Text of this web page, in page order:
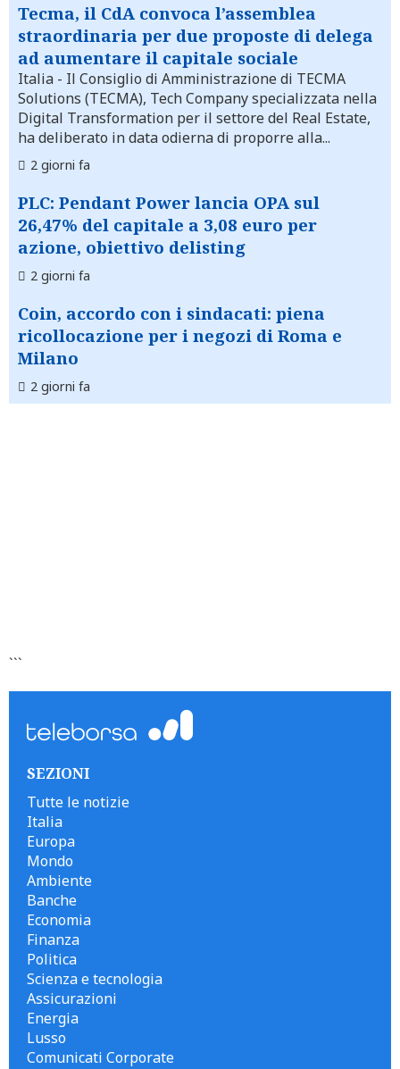
Tecma, il CdA convoca l’assemblea
straordinaria per due proposte di delega
ad aumentare il capitale sociale
Italia - Il Consiglio di Amministrazione di TECMA
Solutions (TECMA), Tech Company specializzata nella
Digital Transformation per il settore del Real Estate,
ha deliberato in data odierna di proporre alla...
2 giorni fa
PLC: Pendant Power lancia OPA sul
26,47% del capitale a 3,08 euro per
azione, obiettivo delisting
2 giorni fa
Coin, accordo con i sindacati: piena
ricollocazione per i negozi di Roma e
Milano
2 giorni fa
```
SEZIONI
Tutte le notizie
Italia
Europa
Mondo
Ambiente
Banche
Economia
Finanza
Politica
Scienza e tecnologia
Assicurazioni
Energia
Lusso
Comunicati Corporate